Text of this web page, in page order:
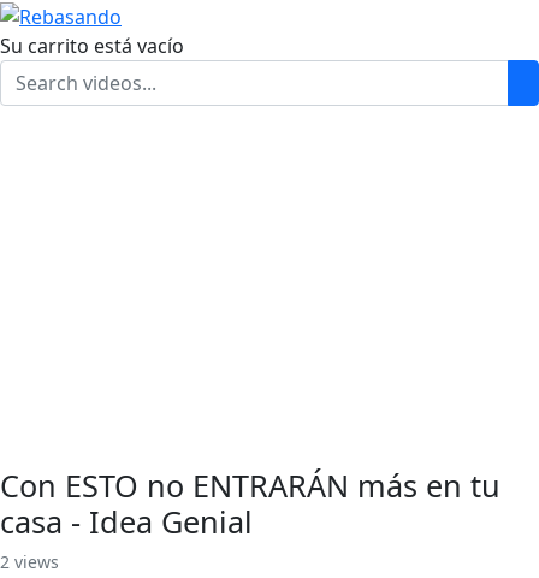
Su carrito está vacío
Con ESTO no ENTRARÁN más en tu
casa - Idea Genial
2 views